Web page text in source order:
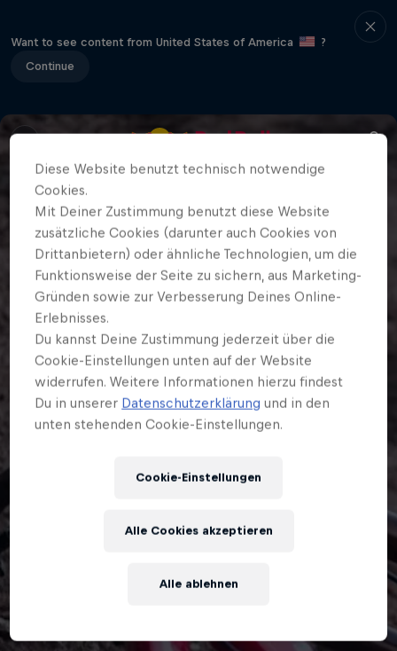
Want to see content from United States of America
?
Continue
Diese Website benutzt technisch notwendige
Cookies.
Mit Deiner Zustimmung benutzt diese Website
zusätzliche Cookies (darunter auch Cookies von
Drittanbietern) oder ähnliche Technologien, um die
Funktionsweise der Seite zu sichern, aus Marketing-
Gründen sowie zur Verbesserung Deines Online-
Erlebnisses.
Du kannst Deine Zustimmung jederzeit über die
Cookie-Einstellungen unten auf der Website
widerrufen. Weitere Informationen hierzu findest
Du in unserer Datenschutzerklärung und in den
unten stehenden Cookie-Einstellungen.
Cookie-Einstellungen
Alle ablehnen
Alle Cookies akzeptieren